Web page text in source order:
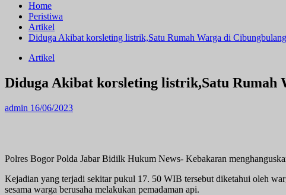
Home
Peristiwa
Artikel
Diduga Akibat korsleting listrik,Satu Rumah Warga di
Artikel
Diduga Akibat korsleting listrik,Satu Rumah
admin 16/06/2023
Polres Bogor Polda Jabar Bidilk Hukum News- Kebakaran
Kejadian yang terjadi sekitar pukul 17. 50 WIB tersebut diketahui oleh
sesama warga berusaha melakukan pemadaman api.